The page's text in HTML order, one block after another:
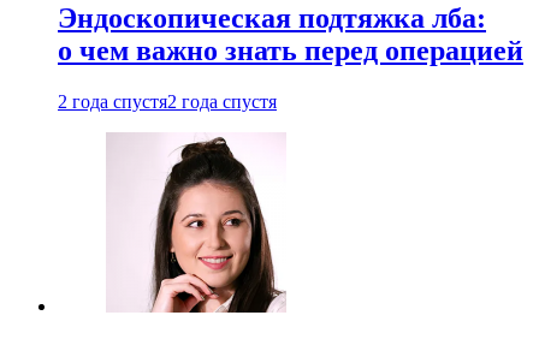
Эндоскопическая подтяжка лба:
о чем важно знать перед операцией
2 года спустя2 года спустя